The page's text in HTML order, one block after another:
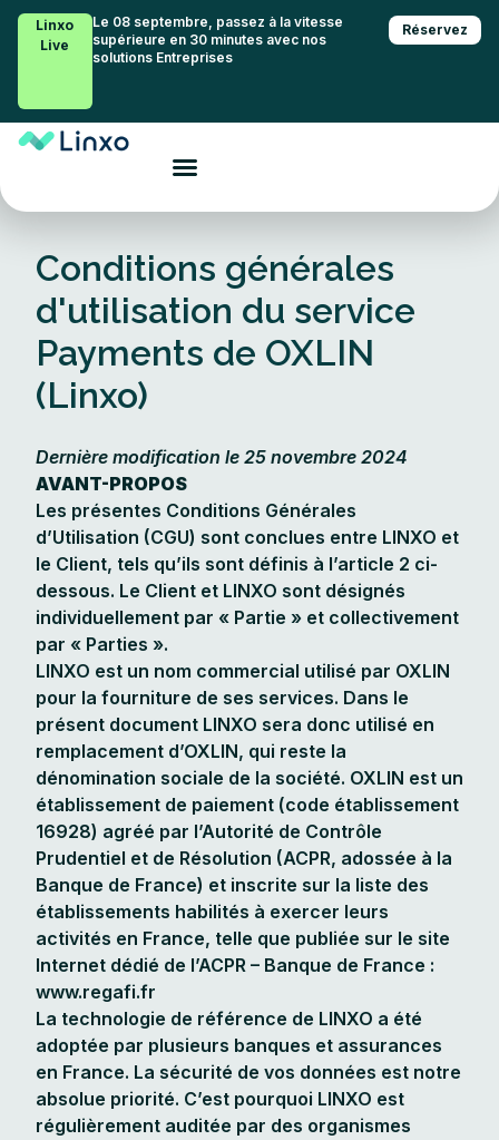
Linxo
Live
Le 08 septembre, passez à la vitesse
supérieure en 30 minutes avec nos
solutions Entreprises
Réservez
Conditions générales
d'utilisation du service
Payments de OXLIN
(Linxo)
Dernière modification le 25 novembre 2024
AVANT-PROPOS
Les présentes Conditions Générales
d’Utilisation (CGU) sont conclues entre LINXO et
le Client, tels qu’ils sont définis à l’article 2 ci-
dessous. Le Client et LINXO sont désignés
individuellement par « Partie » et collectivement
par « Parties ».
LINXO est un nom commercial utilisé par OXLIN
pour la fourniture de ses services. Dans le
présent document LINXO sera donc utilisé en
remplacement d’OXLIN, qui reste la
dénomination sociale de la société. OXLIN est un
établissement de paiement (code établissement
16928) agréé par l’Autorité de Contrôle
Prudentiel et de Résolution (ACPR, adossée à la
Banque de France) et inscrite sur la liste des
établissements habilités à exercer leurs
activités en France, telle que publiée sur le site
Internet dédié de l’ACPR – Banque de France :
www.regafi.fr
La technologie de référence de LINXO a été
adoptée par plusieurs banques et assurances
en France. La sécurité de vos données est notre
absolue priorité. C’est pourquoi LINXO est
régulièrement auditée par des organismes